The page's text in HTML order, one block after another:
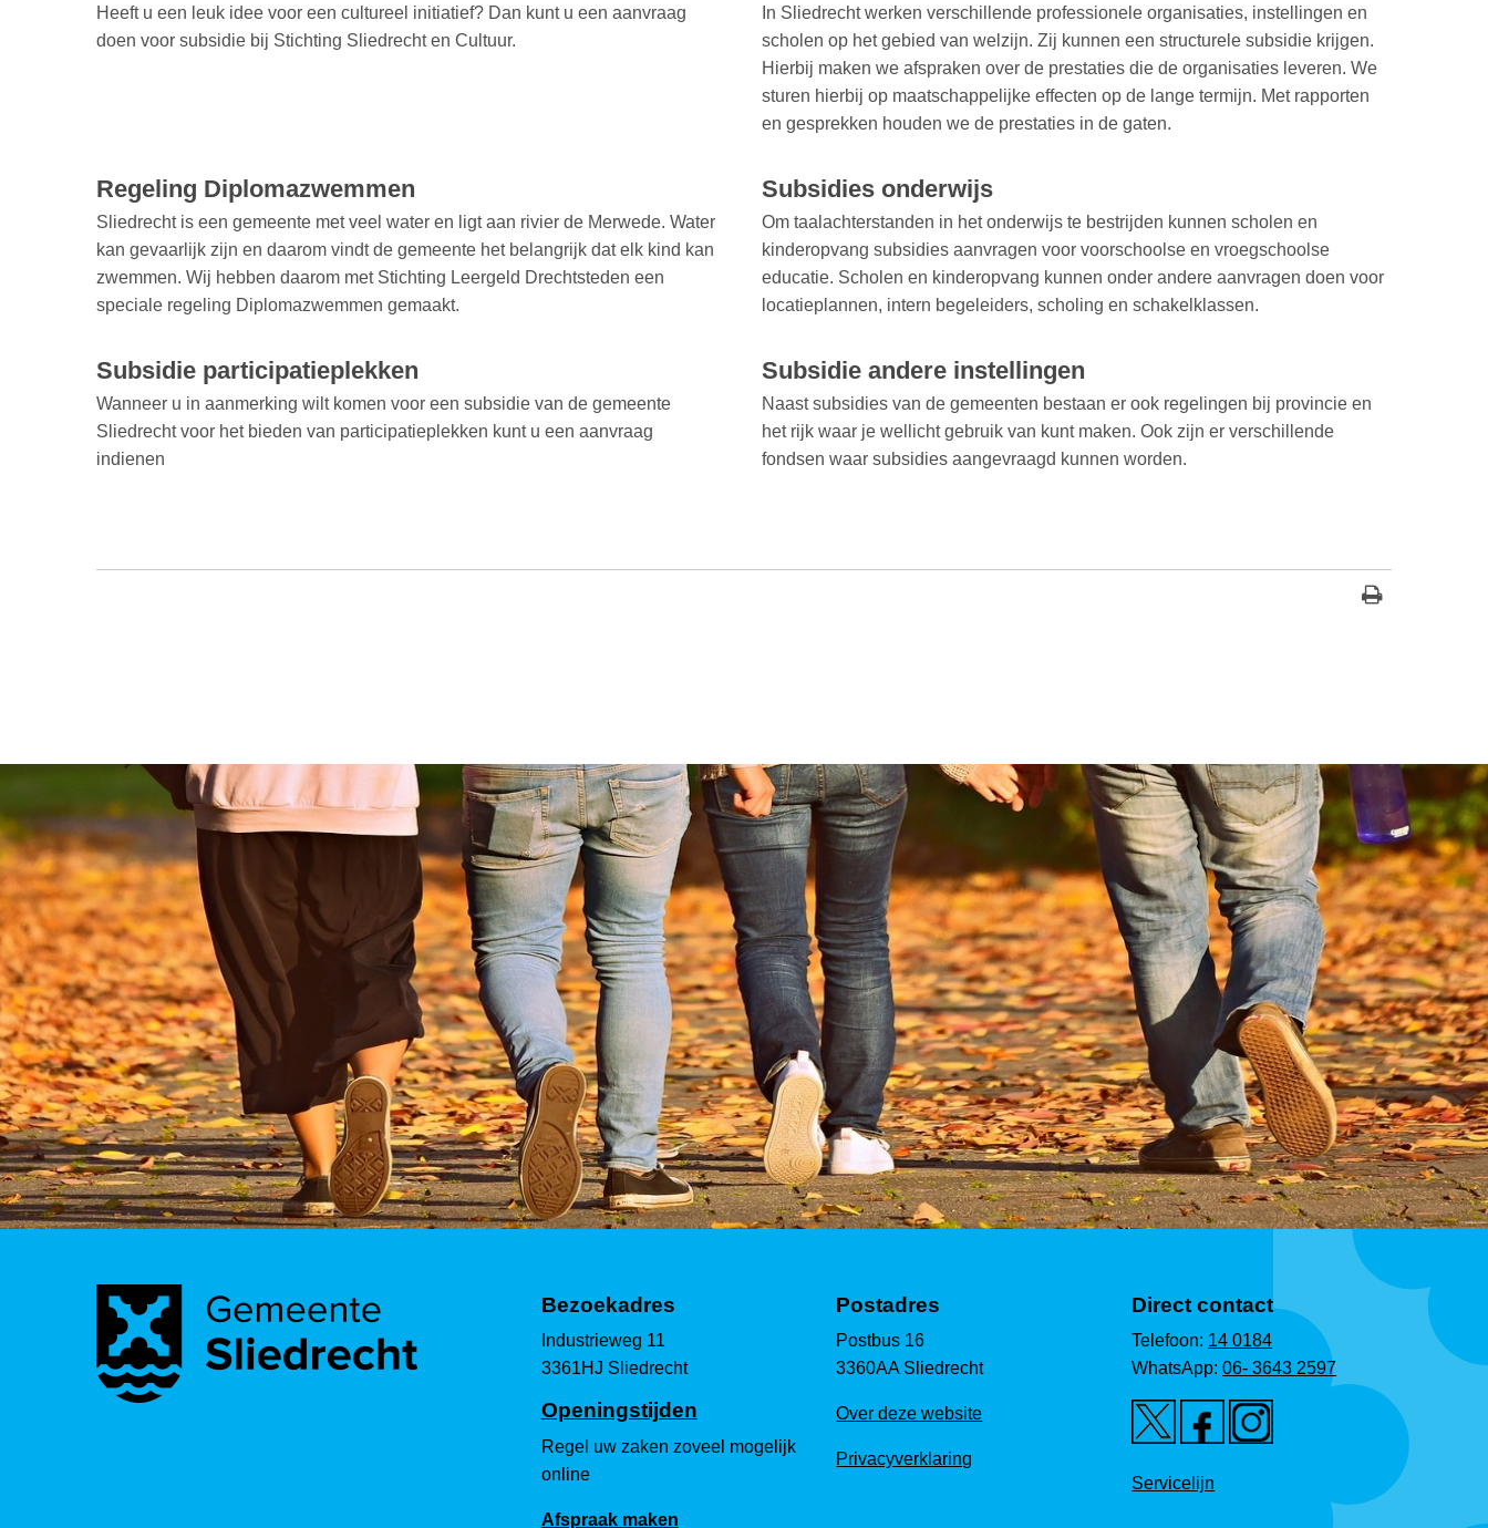
Heeft u een leuk idee voor een cultureel initiatief? Dan kunt u een aanvraag
doen voor subsidie bij Stichting Sliedrecht en Cultuur.
In Sliedrecht werken verschillende professionele organisaties, instellingen en
scholen op het gebied van welzijn. Zij kunnen een structurele subsidie krijgen.
Hierbij maken we afspraken over de prestaties die de organisaties leveren. We
sturen hierbij op maatschappelijke effecten op de lange termijn. Met rapporten
en gesprekken houden we de prestaties in de gaten.
Regeling Diplomazwemmen
Sliedrecht is een gemeente met veel water en ligt aan rivier de Merwede. Water
kan gevaarlijk zijn en daarom vindt de gemeente het belangrijk dat elk kind kan
zwemmen. Wij hebben daarom met Stichting Leergeld Drechtsteden een
speciale regeling Diplomazwemmen gemaakt.
Subsidies onderwijs
Om taalachterstanden in het onderwijs te bestrijden kunnen scholen en
kinderopvang subsidies aanvragen voor voorschoolse en vroegschoolse
educatie. Scholen en kinderopvang kunnen onder andere aanvragen doen voor
locatieplannen, intern begeleiders, scholing en schakelklassen.
Subsidie participatieplekken
Wanneer u in aanmerking wilt komen voor een subsidie van de gemeente
Sliedrecht voor het bieden van participatieplekken kunt u een aanvraag
indienen
Subsidie andere instellingen
Naast subsidies van de gemeenten bestaan er ook regelingen bij provincie en
het rijk waar je wellicht gebruik van kunt maken. Ook zijn er verschillende
fondsen waar subsidies aangevraagd kunnen worden.
Bezoekadres
Industrieweg 11
3361HJ Sliedrecht
Openingstijden
Regel uw zaken zoveel mogelijk
online
Afspraak maken
Postadres
Postbus 16
3360AA Sliedrecht
Over deze website
Privacyverklaring
Direct contact
Telefoon: 14 0184
WhatsApp:06- 3643 2597
Servicelijn